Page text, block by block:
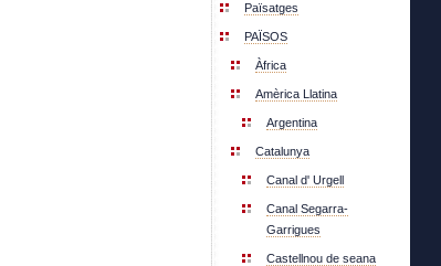
Païsatges
PAÏSOS
Àfrica
Amèrica Llatina
Argentina
Catalunya
Canal d' Urgell
Canal Segarra-
Garrigues
Castellnou de seana